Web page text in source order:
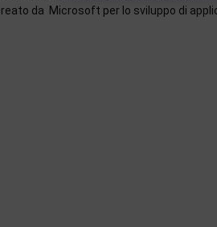
da Microsoft per lo sviluppo di